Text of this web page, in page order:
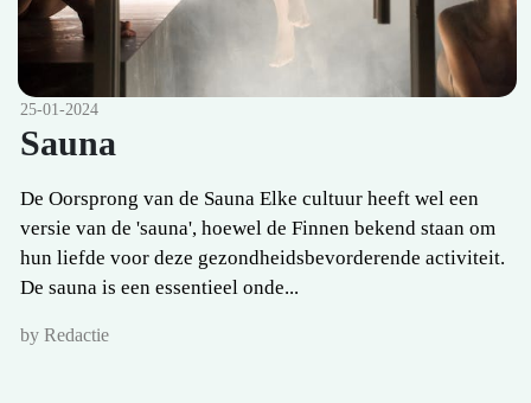
25-01-2024
Sauna
De Oorsprong van de Sauna Elke cultuur heeft wel een
versie van de 'sauna', hoewel de Finnen bekend staan om
hun liefde voor deze gezondheidsbevorderende activiteit.
De sauna is een essentieel onde...
by Redactie